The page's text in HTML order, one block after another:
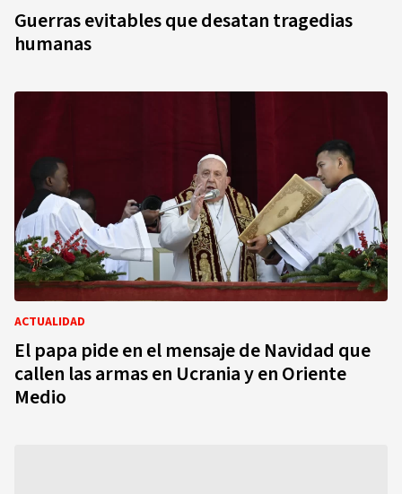
Guerras evitables que desatan tragedias
humanas
ACTUALIDAD
El papa pide en el mensaje de Navidad que
callen las armas en Ucrania y en Oriente
Medio